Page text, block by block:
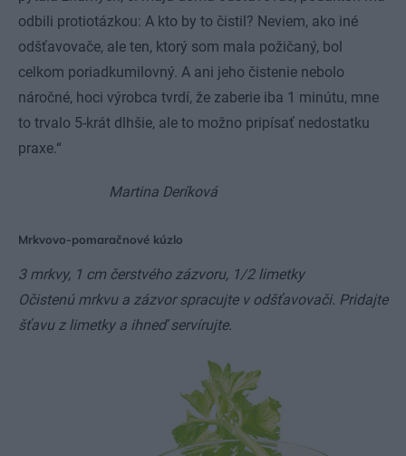
odbili protiotázkou: A kto by to čistil? Neviem, ako iné
odšťavovače, ale ten, ktorý som mala požičaný, bol
celkom poriadkumilovný. A ani jeho čistenie nebolo
náročné, hoci výrobca tvrdí, že zaberie iba 1 minútu, mne
to trvalo 5-krát dlhšie, ale to možno pripísať nedostatku
praxe.“
Martina Deríková
Mrkvovo-pomaračnové kúzlo
3 mrkvy, 1 cm čerstvého zázvoru, 1/2 limetky
Očistenú mrkvu a zázvor spracujte v odšťavovači. Pridajte
šťavu z limetky a ihneď servírujte.